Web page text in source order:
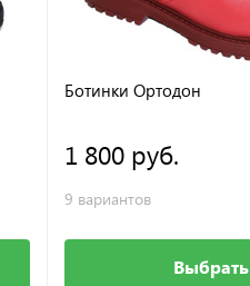
Ботинки Ортодон
1 800 руб.
9 вариантов
Выбрать